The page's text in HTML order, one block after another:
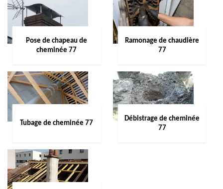
Pose de chapeau de
cheminée 77
Ramonage de chaudière
77
Tubage de cheminée 77
Débistrage de cheminée
77